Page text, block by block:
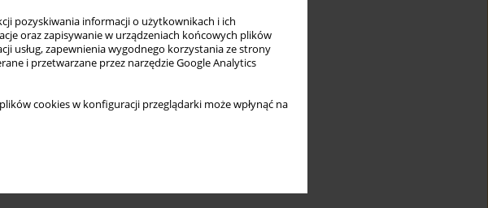
pozyskiwania informacji o użytkownikach i ich
oraz zapisywanie w urządzeniach końcowych plików
usług, zapewnienia wygodnego korzystania ze strony
i przetwarzane przez narzędzie Google Analytics
cookies w konfiguracji przeglądarki może wpłynąć na
Statystyki